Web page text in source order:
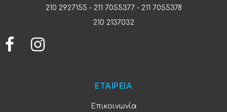
210 2927155 - 211 7055377- 211 7055378
210 2137032
ΕΤΑΙΡΕΙΑ
Επικοινωνία